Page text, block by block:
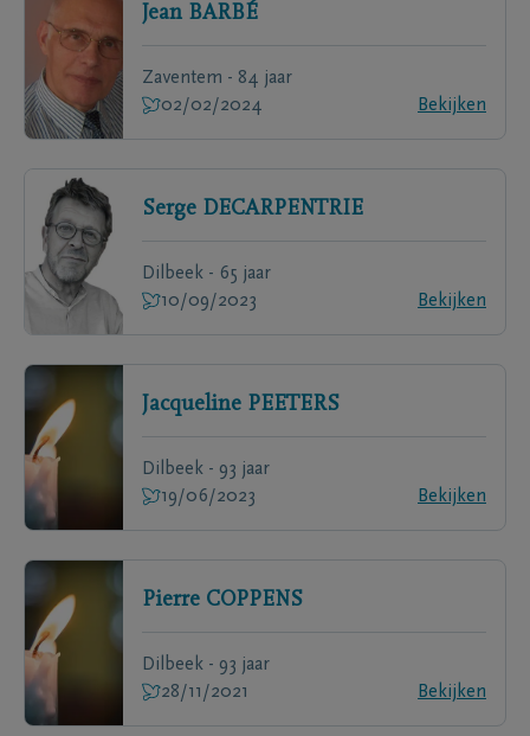
Jean BARBÉ
Zaventem - 84 jaar
02/02/2024
Bekijken
Serge DECARPENTRIE
Dilbeek - 65 jaar
10/09/2023
Bekijken
Jacqueline PEETERS
Dilbeek - 93 jaar
19/06/2023
Bekijken
Pierre COPPENS
Dilbeek - 93 jaar
28/11/2021
Bekijken